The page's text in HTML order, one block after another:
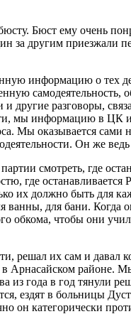
Бюст ему очень
другим приезжали
информацию о тех
другие разговоры,
мы информацию в ЦК
Мы оказывается
Он же
смотреть, где
где
их должно быть для
для бани.
чтобы они
решал их сам и давал
Арнасайском районе.
года в год тянули
ездят в больницы
он категорически